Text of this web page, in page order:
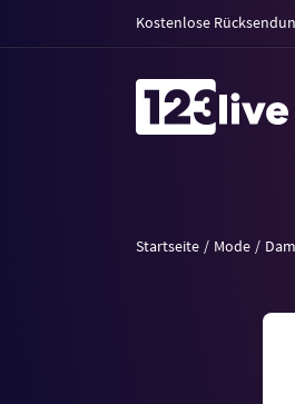
Kostenlose
Startseite Mode